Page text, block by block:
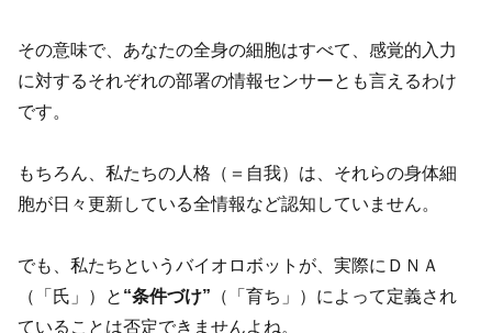
その意味で、あなたの全身の細胞はすべて、感覚的入力
に対するそれぞれの部署の情報センサーとも言えるわけ
です。
もちろん、私たちの人格（＝自我）は、それらの身体細
胞が日々更新している全情報など認知していません。
でも、私たちというバイオロボットが、実際にＤＮＡ
（「氏」）と “条件づけ” （「育ち」）によって定義され
ていることは否定できませんよね。